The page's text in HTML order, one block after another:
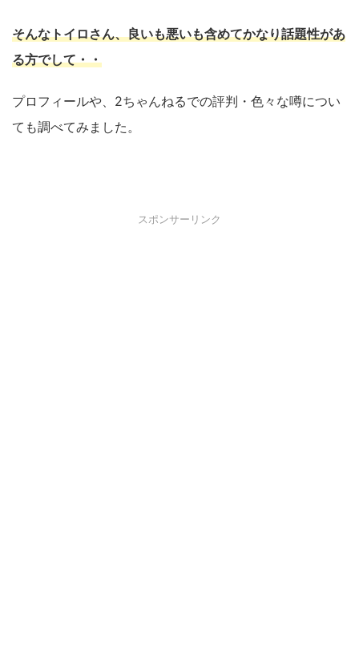
そんなトイロさん、良いも悪いも含めてかなり話題性があ
る方でして・・
プロフィールや、2ちゃんねるでの評判・色々な噂につい
ても調べてみました。
スポンサーリンク